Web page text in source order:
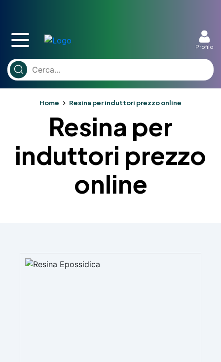
Profilo
Home Resina per induttori prezzo online
Resina per
induttori prezzo
online